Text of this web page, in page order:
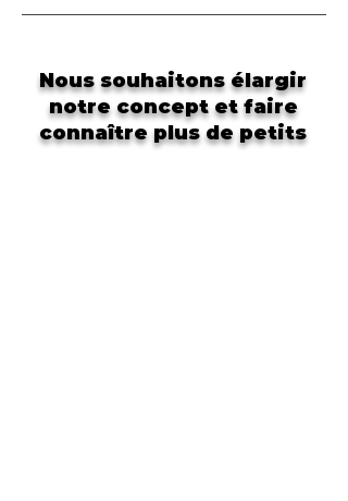
Nous souhaitons élargir
notre concept et faire
connaître plus de petits